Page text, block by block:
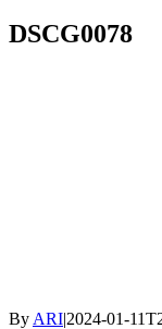
DSCG0078
By ARI|2024-01-